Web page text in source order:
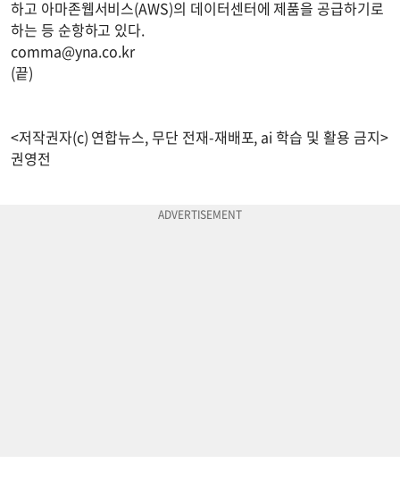
하고 아마존웹서비스(AWS)의 데이터센터에 제품을 공급하기로
하는 등 순항하고 있다.
comma@yna.co.kr
(끝)
<저작권자(c) 연합뉴스, 무단 전재-재배포, ai 학습 및 활용 금지>
권영전